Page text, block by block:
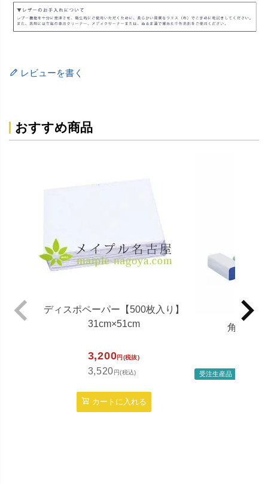
レビューを書く
おすすめ商品
ディスポペーパー【500枚入り】
31cm×51cm
3,200円(税抜)
3,520円(税込)
カートに入れる
角マクラ
受注生産品